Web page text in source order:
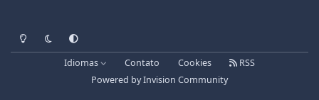
Light ModeDark ModeSystem Preference
Idiomas Contato Cookies
RSS
Powered byInvision Community